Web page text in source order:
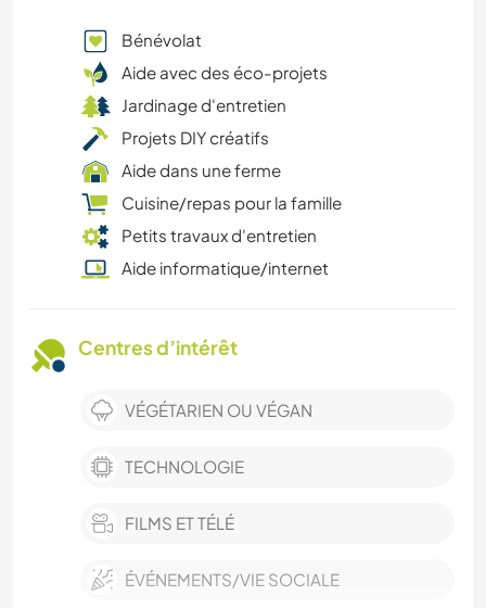
Bénévolat
Aide avec des éco-projets
Jardinage d'entretien
Projets DIY créatifs
Aide dans une ferme
Cuisine/repas pour la famille
Petits travaux d'entretien
Aide informatique/internet
Centres d’intérêt
VÉGÉTARIEN OU VÉGAN
TECHNOLOGIE
FILMS ET TÉLÉ
ÉVÉNEMENTS/VIE SOCIALE